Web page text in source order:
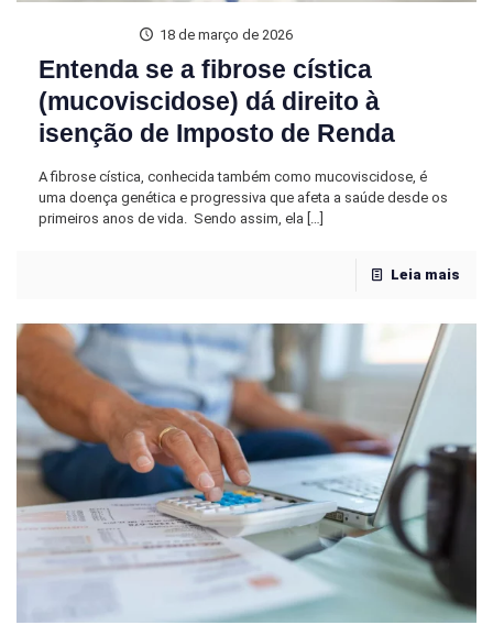
18 de março de 2026
Entenda se a fibrose cística
(mucoviscidose) dá direito à
isenção de Imposto de Renda
A fibrose cística, conhecida também como mucoviscidose, é
uma doença genética e progressiva que afeta a saúde desde os
primeiros anos de vida. Sendo assim, ela […]
Leia mais